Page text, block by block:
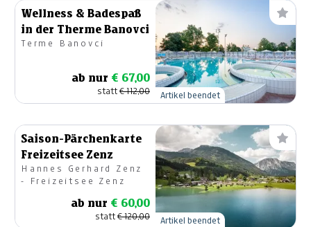
Wellness & Badespaß
in der Therme Banovci
Terme Banovci
ab nur € 67,00
statt€ 112,00 Artikel beendet
Saison-Pärchenkarte
Freizeitsee Zenz
Hannes Gerhard Zenz
- Freizeitsee Zenz
ab nur € 60,00
statt€ 120,00 Artikel beendet